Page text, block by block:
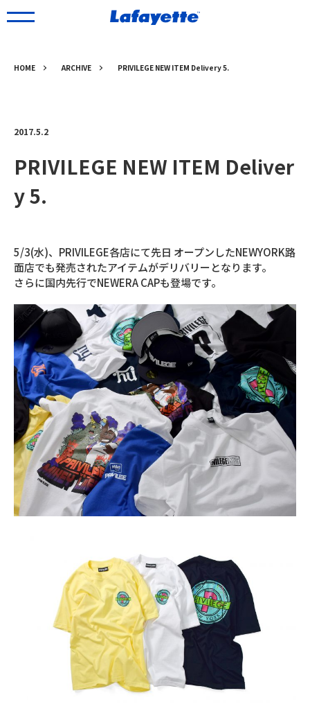
HOME ARCHIVE PRIVILEGE NEW ITEM Delivery 5.
2017.5.2
PRIVILEGE NEW ITEM Deliver
y 5.
5/3(水)、PRIVILEGE各店にて先日 オープンしたNEWYORK路
面店でも発売されたアイテムがデリバリーとなります。
さらに国内先行でNEWERA CAPも登場です。